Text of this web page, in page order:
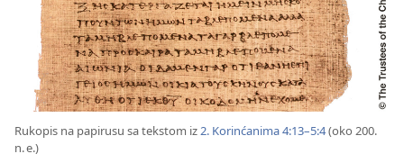
Rukopis na papirusu sa tekstom iz2. Korinćanima 4:13–5:4(oko 200.
n. e.)